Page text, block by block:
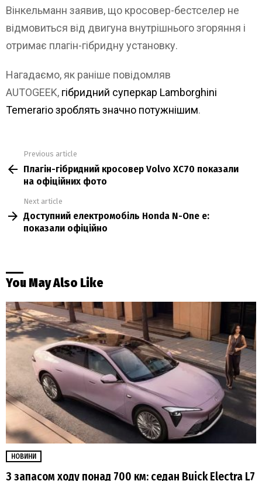
Вінкельманн заявив, що кросовер-бестселер не
відмовиться від двигуна внутрішнього згоряння і
отримає плагін-гібридну установку.
Нагадаємо, як раніше повідомляв
AUTOGEEK, гібридний суперкар Lamborghini
Temerario зроблять значно потужнішим.
more
Previous article
Плагін-гібридний кросовер Volvo XC70 показали
на офіційних фото
Next article
Доступний електромобіль Honda N-One e:
показали офіційно
You May Also Like
НОВИНИ
З запасом ходу понад 700 км: седан Buick Electra L7